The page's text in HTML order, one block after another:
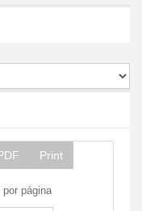
Print
por página